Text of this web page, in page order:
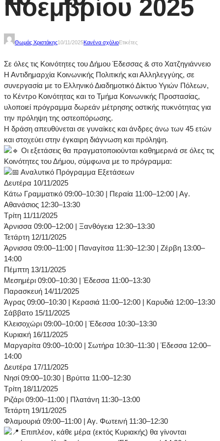
Νοεμβρίου 2025
Θωμάς Χριστάκης10/11/2025Κανένα σχόλιοΕτικέτες
Σε όλες τις Κοινότητες του Δήμου Έδεσσας & στο Χατζηγιάννειο
Η Αντιδημαρχία Κοινωνικής Πολιτικής και Αλληλεγγύης, σε
συνεργασία με το Ελληνικό Διαδημοτικό Δίκτυο Υγιών Πόλεων,
το Κέντρο Κοινότητας και το Τμήμα Κοινωνικής Προστασίας,
υλοποιεί πρόγραμμα δωρεάν μέτρησης οστικής πυκνότητας για
την πρόληψη της οστεοπόρωσης.
Η δράση απευθύνεται σε γυναίκες και άνδρες άνω των 45 ετών
και στοχεύει στην έγκαιρη διάγνωση και πρόληψη.
Οι εξετάσεις θα πραγματοποιούνται καθημερινά σε όλες τις
Κοινότητες του Δήμου, σύμφωνα με το πρόγραμμα:
Αναλυτικό Πρόγραμμα Εξετάσεων
Δευτέρα 10/11/2025
Κάτω Γραμματικό 09:00–10:30 | Περαία 11:00–12:00 | Αγ.
Αθανάσιος 12:30–13:30
Τρίτη 11/11/2025
Άρνισσα 09:00–12:00 | Ξανθόγεια 12:30–13:30
Τετάρτη 12/11/2025
Άρνισσα 09:00–11:00 | Παναγίτσα 11:30–12:30 | Ζέρβη 13:00–
14:00
Πέμπτη 13/11/2025
Μεσημέρι 09:00–10:30 | Έδεσσα 11:00–13:30
Παρασκευή 14/11/2025
Άγρας 09:00–10:30 | Κερασιά 11:00–12:00 | Καρυδιά 12:00–13:30
Σάββατο 15/11/2025
Κλεισοχώρι 09:00–10:00 | Έδεσσα 10:30–13:30
Κυριακή 16/11/2025
Μαργαρίτα 09:00–10:00 | Σωτήρα 10:30–11:30 | Έδεσσα 12:00–
14:00
Δευτέρα 17/11/2025
Νησί 09:00–10:30 | Βρύττα 11:00–12:30
Τρίτη 18/11/2025
Ριζάρι 09:00–11:00 | Πλατάνη 11:30–13:00
Τετάρτη 19/11/2025
Φλαμουριά 09:00–11:00 | Αγ. Φωτεινή 11:30–12:30
Επιπλέον, κάθε μέρα (εκτός Κυριακής) θα γίνονται